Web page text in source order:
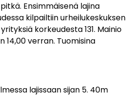
Ensimmäisenä lajina
kilpailtiin urheilukeskuksen
korkeudesta 131. Mainio
verran. Tuomisina
lajissaan sijan 5. 40m